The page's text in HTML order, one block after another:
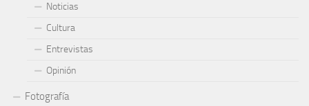
Noticias
Cultura
Entrevistas
Opinión
Fotografía